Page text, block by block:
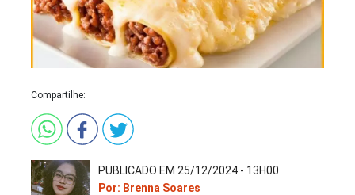
Compartilhe:
PUBLICADO EM 25/12/2024 - 13H00
Por: Brenna Soares